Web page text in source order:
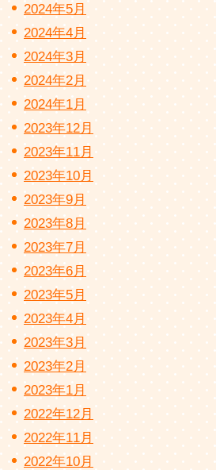
2024年5月
2024年4月
2024年3月
2024年2月
2024年1月
2023年12月
2023年11月
2023年10月
2023年9月
2023年8月
2023年7月
2023年6月
2023年5月
2023年4月
2023年3月
2023年2月
2023年1月
2022年12月
2022年11月
2022年10月